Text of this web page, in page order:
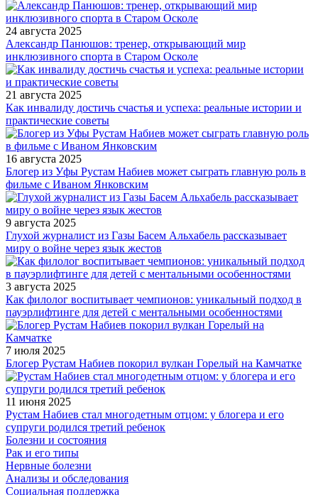
24 августа 2025
Александр Панюшов: тренер, открывающий мир
инклюзивного спорта в Старом Осколе
21 августа 2025
Как инвалиду достичь счастья и успеха: реальные истории и
практические советы
16 августа 2025
Блогер из Уфы Рустам Набиев может сыграть главную роль в
фильме с Иваном Янковским
9 августа 2025
Глухой журналист из Газы Басем Альхабель рассказывает
миру о войне через язык жестов
3 августа 2025
Как филолог воспитывает чемпионов: уникальный подход в
пауэрлифтинге для детей с ментальными особенностями
7 июля 2025
Блогер Рустам Набиев покорил вулкан Горелый на Камчатке
11 июня 2025
Рустам Набиев стал многодетным отцом: у блогера и его
супруги родился третий ребенок
Болезни и состояния
Рак и его типы
Нервные болезни
Анализы и обследования
Социальная поддержка